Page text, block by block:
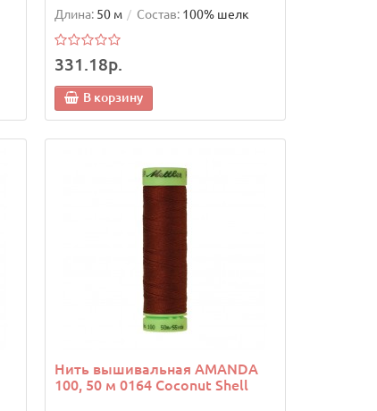
Длина: 50 м Состав: 100% шелк
331.18р.
В корзину
Нить вышивальная AMANDA
100, 50 м 0164 Coconut Shell